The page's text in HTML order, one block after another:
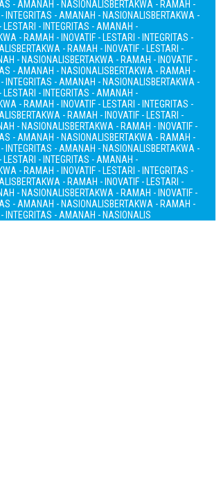
- AMANAH - NASIONALISBERTAKWA - RAMAH -
INTEGRITAS - AMANAH - NASIONALISBERTAKWA -
LESTARI - INTEGRITAS - AMANAH -
- RAMAH - INOVATIF - LESTARI - INTEGRITAS -
BERTAKWA - RAMAH - INOVATIF - LESTARI -
- NASIONALISBERTAKWA - RAMAH - INOVATIF -
- AMANAH - NASIONALISBERTAKWA - RAMAH -
INTEGRITAS - AMANAH - NASIONALISBERTAKWA -
LESTARI - INTEGRITAS - AMANAH -
- RAMAH - INOVATIF - LESTARI - INTEGRITAS -
BERTAKWA - RAMAH - INOVATIF - LESTARI -
- NASIONALISBERTAKWA - RAMAH - INOVATIF -
- AMANAH - NASIONALISBERTAKWA - RAMAH -
INTEGRITAS - AMANAH - NASIONALISBERTAKWA -
LESTARI - INTEGRITAS - AMANAH -
- RAMAH - INOVATIF - LESTARI - INTEGRITAS -
BERTAKWA - RAMAH - INOVATIF - LESTARI -
- NASIONALISBERTAKWA - RAMAH - INOVATIF -
- AMANAH - NASIONALISBERTAKWA - RAMAH -
INTEGRITAS - AMANAH - NASIONALIS